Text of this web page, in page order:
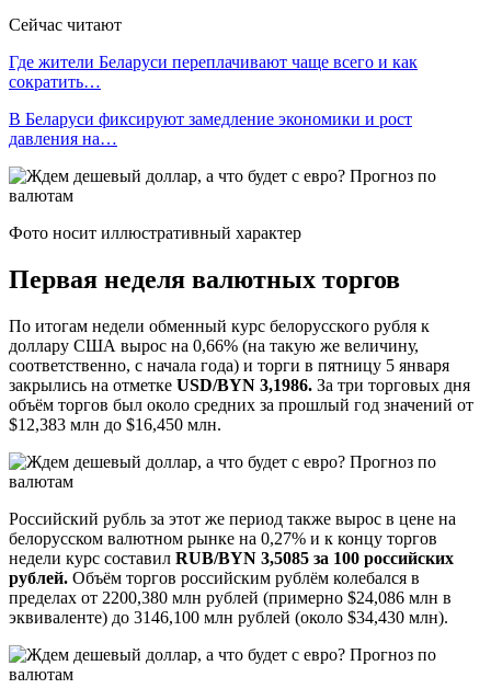
Сейчас читают
Где жители Беларуси переплачивают чаще всего и как
сократить…
В Беларуси фиксируют замедление экономики и рост
давления на…
Фото носит иллюстративный характер
Первая неделя валютных торгов
По итогам недели обменный курс белорусского рубля к
доллару США вырос на 0,66% (на такую же величину,
соответственно, с начала года) и торги в пятницу 5 января
закрылись на отметке USD/BYN 3,1986. За три торговых дня
объём торгов был около средних за прошлый год значений от
$12,383 млн до $16,450 млн.
Российский рубль за этот же период также вырос в цене на
белорусском валютном рынке на 0,27% и к концу торгов
недели курс составил RUB/BYN 3,5085 за 100 российских
рублей. Объём торгов российским рублём колебался в
пределах от 2200,380 млн рублей (примерно $24,086 млн в
эквиваленте) до 3146,100 млн рублей (около $34,430 млн).